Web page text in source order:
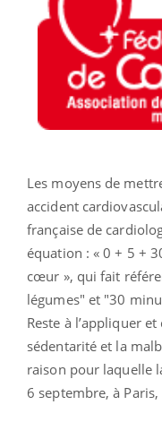
Les moyens de
accident
française de
équation : « 0 + 5 +
cœur », qui fait
légumes" et "30
Reste à l’appliquer
sédentarité et la
raison pour laquelle
6 septembre, à Paris,